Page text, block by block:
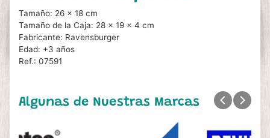
Tamaño: 26 x 18 cm
Tamaño de la Caja: 28 x 19 x 4 cm
Fabricante: Ravensburger
Edad: +3 años
Ref.: 07591
Algunas de Nuestras Marcas